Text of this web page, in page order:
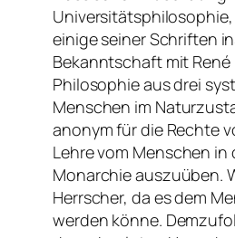
einige seiner Schriften
Bekanntschaft mit
Philosophie aus drei
Menschen im
anonym für die Rechte
Lehre vom Menschen
Monarchie auszuüben.
Herrscher, da es dem
werden könne.